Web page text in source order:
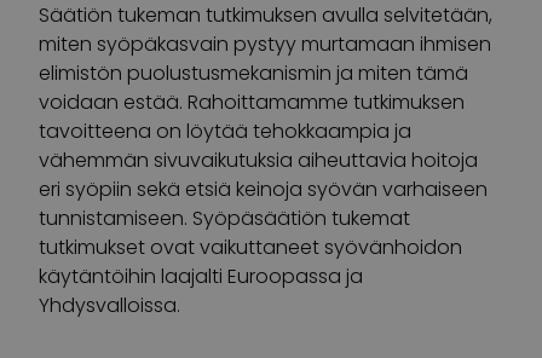
Säätiön tukeman tutkimuksen avulla selvitetään,
miten syöpäkasvain pystyy murtamaan ihmisen
elimistön puolustusmekanismin ja miten tämä
voidaan estää. Rahoittamamme tutkimuksen
tavoitteena on löytää tehokkaampia ja
vähemmän sivuvaikutuksia aiheuttavia hoitoja
eri syöpiin sekä etsiä keinoja syövän varhaiseen
tunnistamiseen. Syöpäsäätiön tukemat
tutkimukset ovat vaikuttaneet syövänhoidon
käytäntöihin laajalti Euroopassa ja
Yhdysvalloissa.